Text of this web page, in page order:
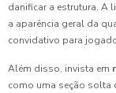
danificar a estrutura. A
a aparência geral da
convidativo para
Além disso, invista em
como uma seção solta